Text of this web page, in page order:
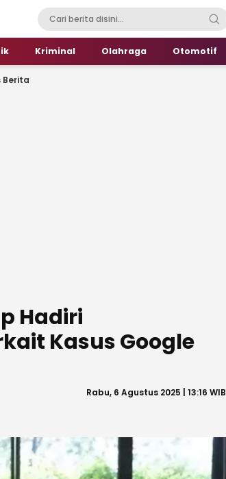
Kriminal Olahraga Otomotif
Berita
Hadiri
Kasus Google
Rabu, 6 Agustus 2025 | 13:16 WIB